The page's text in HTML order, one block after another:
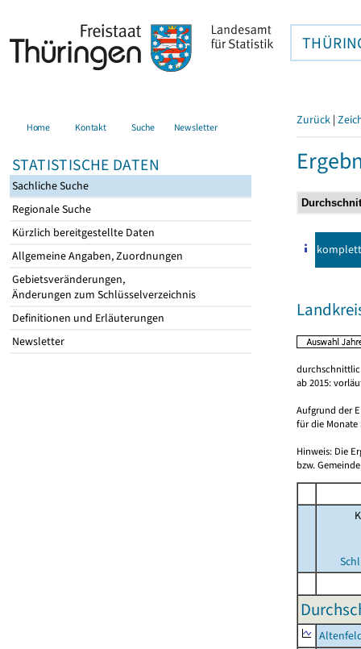
Home Kontakt Suche Newsletter
STATISTISCHE DATEN
Sachliche Suche
Regionale Suche
Kürzlich bereitgestellte Daten
Allgemeine Angaben, Zuordnungen
Gebietsveränderungen,
Änderungen zum Schlüsselverzeichnis
Definitionen und Erläuterungen
Newsletter
Zurück |
komplett
ab 2015:
Aufgrund der
für die Monate
Hinweis: Die
bzw.